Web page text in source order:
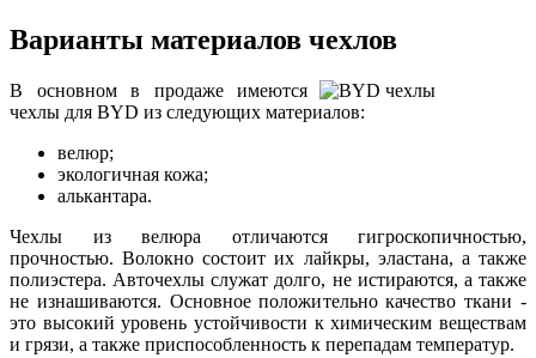
Варианты материалов чехлов
В основном в продаже имеются
чехлы для BYD из следующих материалов:
велюр;
экологичная кожа;
алькантара.
Чехлы из велюра отличаются гигроскопичностью,
прочностью. Волокно состоит их лайкры, эластана, а также
полиэстера. Авточехлы служат долго, не истираются, а также
не изнашиваются. Основное положительно качество ткани -
это высокий уровень устойчивости к химическим веществам
и грязи, а также приспособленность к перепадам температур.